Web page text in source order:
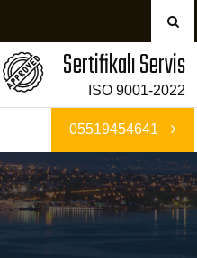
Sertifikalı Servis
ISO 9001-2022
05519454641